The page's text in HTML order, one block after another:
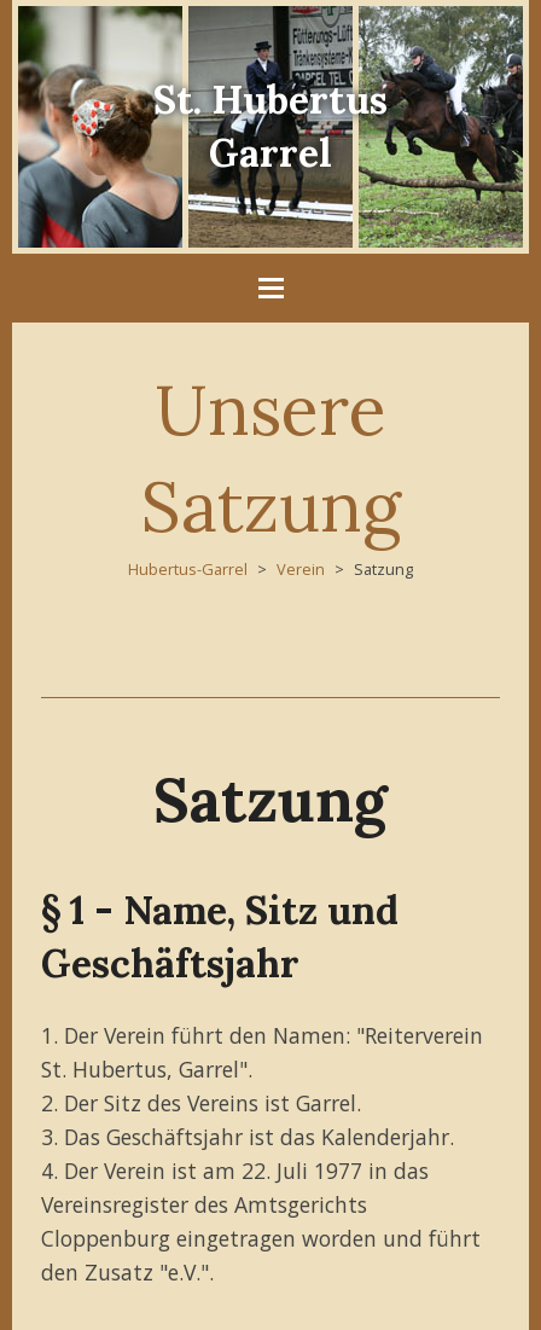
St. Hubertus
Garrel
Unsere
Satzung
Hubertus-Garrel Verein Satzung
Satzung
§ 1 - Name, Sitz und
Geschäftsjahr
1. Der Verein führt den Namen: "Reiterverein
St. Hubertus, Garrel".
2. Der Sitz des Vereins ist Garrel.
3. Das Geschäftsjahr ist das Kalenderjahr.
4. Der Verein ist am 22. Juli 1977 in das
Vereinsregister des Amtsgerichts
Cloppenburg eingetragen worden und führt
den Zusatz "e.V.".